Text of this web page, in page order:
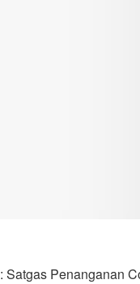
: Satgas Penanganan